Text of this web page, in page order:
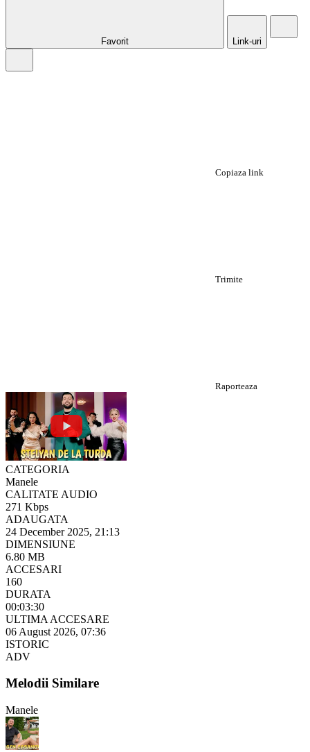
Favorit Link-uri
Copiaza link
Trimite
Raporteaza
CATEGORIA
Manele
CALITATE AUDIO
271 Kbps
ADAUGATA
24 December 2025, 21:13
DIMENSIUNE
6.80 MB
ACCESARI
160
DURATA
00:03:30
ULTIMA ACCESARE
06 August 2026, 07:36
ISTORIC
ADV
Melodii Similare
Manele